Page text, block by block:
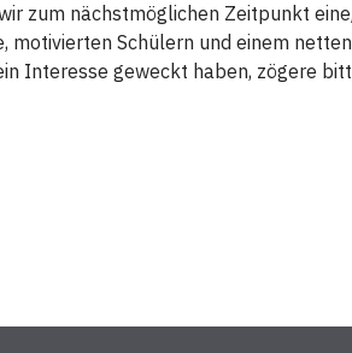
zum nächstmöglichen Zeitpunkt
Schülern und einem
Interesse geweckt haben, zögere